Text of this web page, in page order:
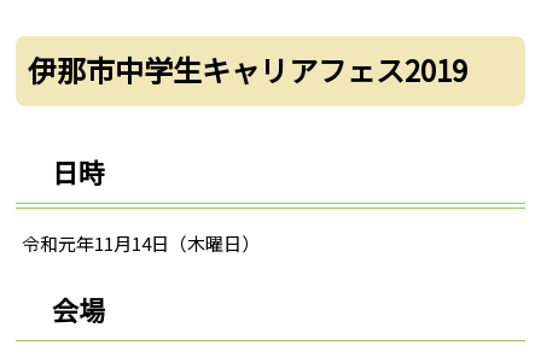
伊那市中学生キャリアフェス2019
日時
令和元年11月14日（木曜日）
会場